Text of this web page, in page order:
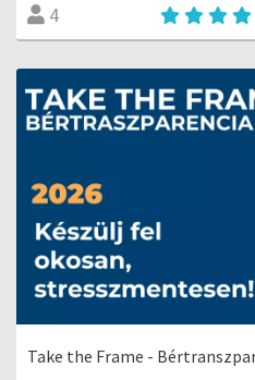
4
Take the Frame -